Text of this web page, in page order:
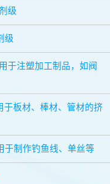
级
级
于注塑加工制品，如阀
于板材、棒材、管材的挤
于制作钓鱼线、单丝等